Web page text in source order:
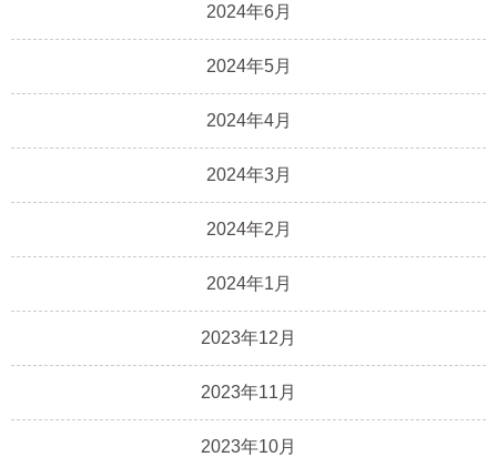
2024年6月
2024年5月
2024年4月
2024年3月
2024年2月
2024年1月
2023年12月
2023年11月
2023年10月